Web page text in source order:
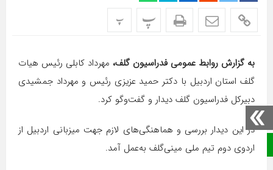
صفحه نخست
پ پ
به گزارش روابط عمومی فدراسیون گلف، مهرداد کابلی رئیس هیات
گلف استان اردبیل با دکتر حمید عزیزی رئیس و مهرداد جمشیدی
دبیرکل فدراسیون گلف دیدار و گفت‌وگو کرد.
در این دیدار بررسی و هماهنگی‌های لازم جهت میزبانی اردبیل از
اردوی دوم تیم ملی مینی‌گلف به‌عمل آمد.